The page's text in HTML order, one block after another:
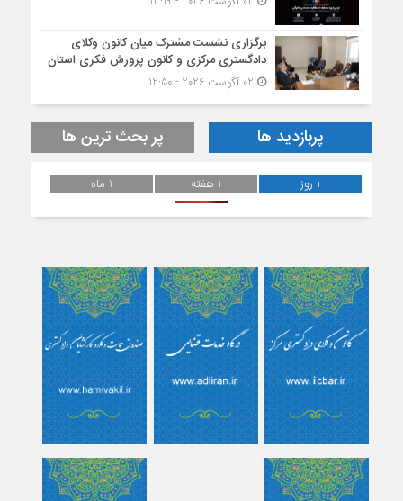
برگزاری نشست مشترک میان کانون وکلای
دادگستری مرکزی و کانون پرورش فکری استان
پربازدید ها پر بحث ترین ها
1 روز 1 هفته 1 ماه